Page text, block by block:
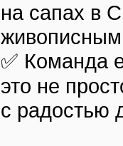
на сапах в
✅ Команда
это не
с радостью